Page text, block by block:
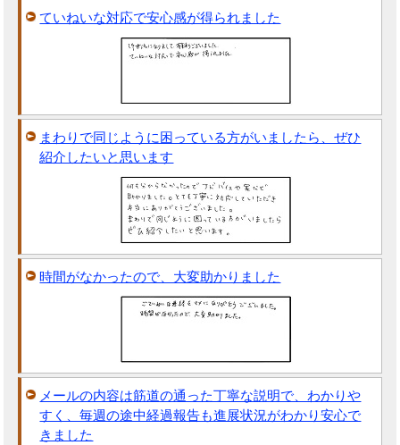
ていねいな対応で安心感が得られました
まわりで同じように困っている方がいましたら、ぜひ
紹介したいと思います
時間がなかったので、大変助かりました
メールの内容は筋道の通った丁寧な説明で、わかりや
すく、毎週の途中経過報告も進展状況がわかり安心で
きました